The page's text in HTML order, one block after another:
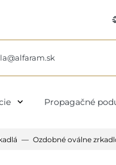
expand_more Propagačné
Ozdobné oválne